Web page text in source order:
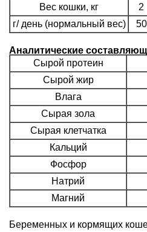
Вес кошки, кг
2
г/ день (нормальный вес)
50
Аналитические
Сырой протеин
Сырой жир
Влага
Сырая зола
Сырая клетчатка
Кальций
Фосфор
Натрий
Магний
Беременных и кормящих